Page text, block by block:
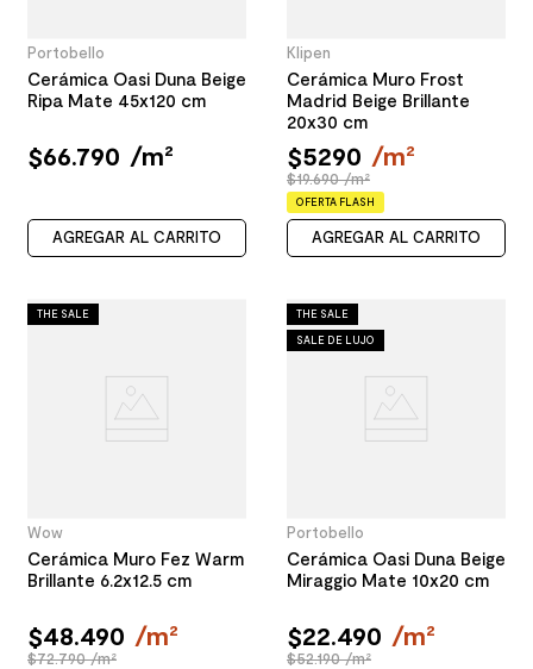
Portobello
Cerámica Oasi Duna Beige
Ripa Mate 45x120 cm
$66.790 /m²
AGREGAR AL CARRITO
Klipen
Cerámica Muro Frost
Madrid Beige Brillante
20x30 cm
$5290 /m²
$19.690 /m²
OFERTA FLASH
AGREGAR AL CARRITO
THE SALE
Wow
Cerámica Muro Fez Warm
Brillante 6.2x12.5 cm
$48.490 /m²
$72.790 /m²
THE SALE
SALE DE LUJO
Portobello
Cerámica Oasi Duna Beige
Miraggio Mate 10x20 cm
$22.490 /m²
$52.190 /m²